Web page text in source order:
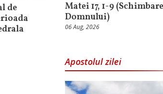
de
Matei 17, 1-9
Domnului)
06 Aug, 2026
Apostolul zilei